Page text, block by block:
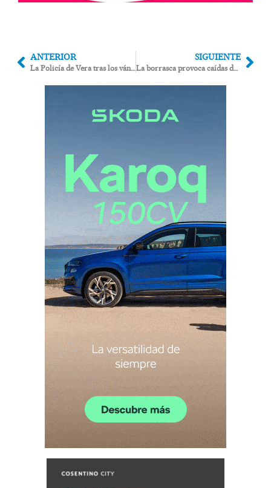
ANTERIOR
La Policía de Vera tras los vándalos que han destrozado los aseos del recinto ferial
SIGUIENTE
La borrasca provoca caídas de árboles, incidencias en colegios y cortes de carreteras